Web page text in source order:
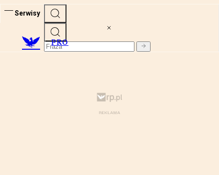
Serwisy
PRO